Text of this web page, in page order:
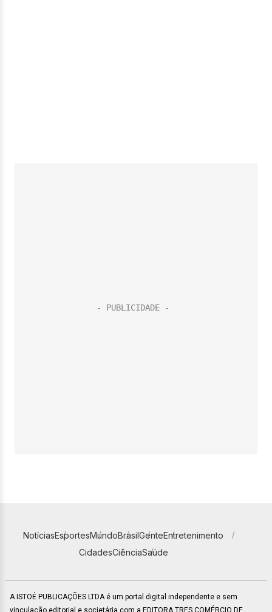
NotíciasEsportesMundoBrasilGenteEntretenimento
CidadesCiênciaSaúde
A ISTOÉ PUBLICAÇÕES LTDA é um portal digital independente e sem
vinculação editorial e societária com a EDITORA TRES COMÉRCIO DE